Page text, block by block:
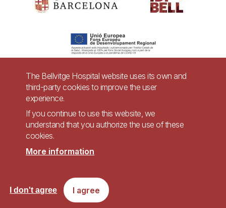
Pie
página
Accessibility Legal warning
Accessible website in accordance with Royal Decree 1112/2018, of September
7, on accessibility of websites and applications for mobile devices in the
public sector.
The Bellvitge Hospital website uses its own and
third-party cookies to improve the user
experience.
If you continue to use this website, we
understand that you authorize the use of these
cookies.
More information
I agree
I don't agree